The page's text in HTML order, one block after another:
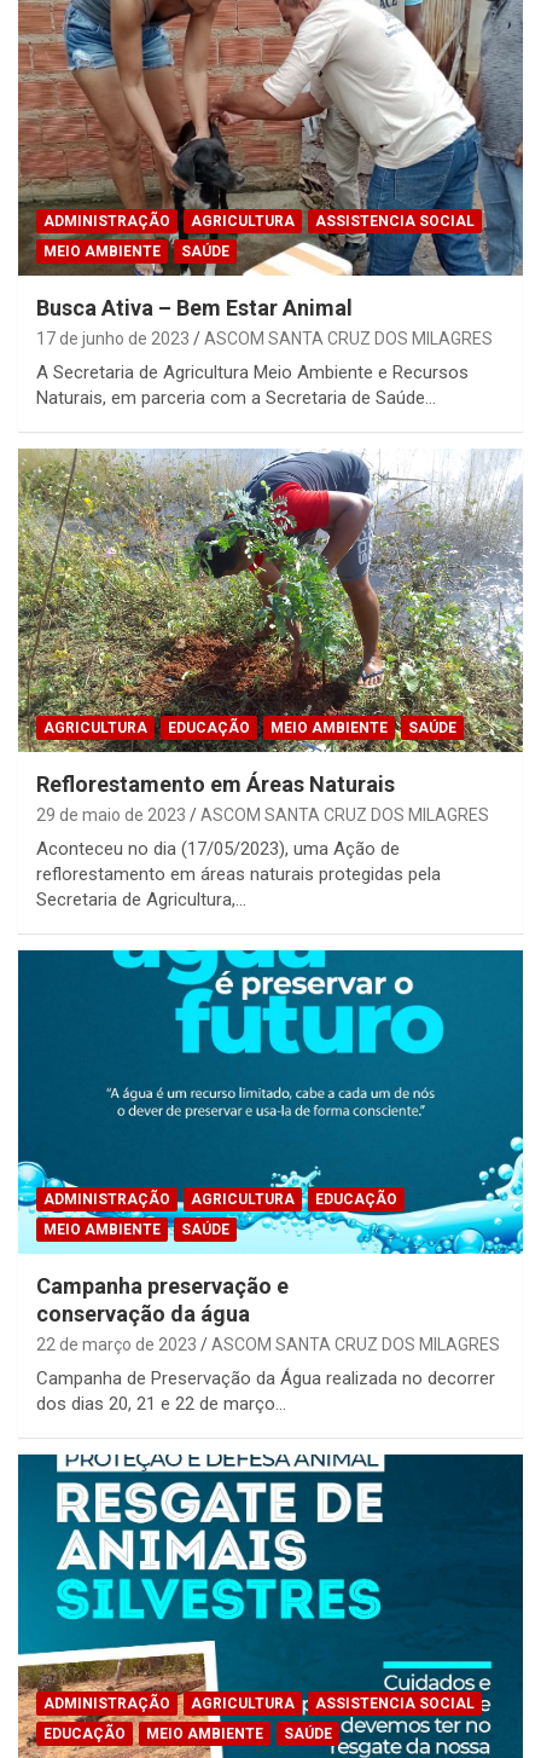
ADMINISTRAÇÃO AGRICULTURA
ASSISTENCIA SOCIAL
MEIO AMBIENTE
SAÚDE
Busca Ativa – Bem Estar Animal
17 de junho de 2023 ASCOM SANTA CRUZ DOS MILAGRES
A Secretaria de Agricultura Meio Ambiente e Recursos
Naturais, em parceria com a Secretaria de Saúde…
AGRICULTURA EDUCAÇÃO MEIO AMBIENTE SAÚDE
Reflorestamento em Áreas Naturais
29 de maio de 2023 ASCOM SANTA CRUZ DOS MILAGRES
Aconteceu no dia (17/05/2023), uma Ação de
reflorestamento em áreas naturais protegidas pela
Secretaria de Agricultura,…
ADMINISTRAÇÃO AGRICULTURA
EDUCAÇÃO
MEIO AMBIENTE
SAÚDE
Campanha preservação e
conservação da água
22 de março de 2023 ASCOM SANTA CRUZ DOS MILAGRES
Campanha de Preservação da Água realizada no decorrer
dos dias 20, 21 e 22 de março…
ADMINISTRAÇÃO AGRICULTURA
ASSISTENCIA SOCIAL
EDUCAÇÃO
MEIO AMBIENTE SAÚDE